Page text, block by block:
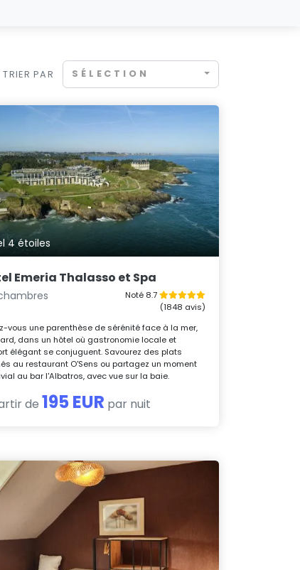
TRIER PAR SÉLECTION
4 étoiles
Emeria Thalasso et Spa
Noté 8.7
(1848 avis)
vous une parenthèse de sérénité face à la mer,
dans un hôtel où gastronomie locale et
élégant se conjuguent. Savourez des plats
au restaurant O'Sens ou partagez un moment
au bar l'Albatros, avec vue sur la baie.
de 195 EUR par nuit